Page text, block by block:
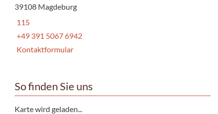
39108 Magdeburg
115
+49 391 5067 6942
Kontaktformular
So finden Sie uns
Karte wird geladen...